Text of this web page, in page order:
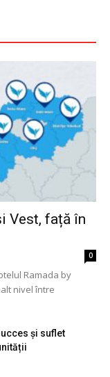
Vest, față în
0
Ramada by
nivel între
și suflet